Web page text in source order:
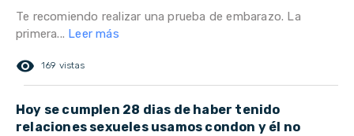
Te recomiendo realizar una prueba de embarazo. La
primera... Leer más
remove_red_eye 169 vistas
Hoy se cumplen 28 dias de haber tenido
relaciones sexueles usamos condon y él no